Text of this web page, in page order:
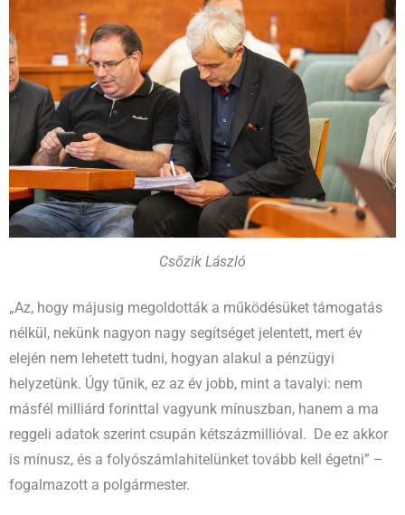
Csőzik László
„Az, hogy májusig megoldották a működésüket támogatás
nélkül, nekünk nagyon nagy segítséget jelentett, mert év
elején nem lehetett tudni, hogyan alakul a pénzügyi
helyzetünk. Úgy tűnik, ez az év jobb, mint a tavalyi: nem
másfél milliárd forinttal vagyunk mínuszban, hanem a ma
reggeli adatok szerint csupán kétszázmillióval. De ez akkor
is mínusz, és a folyószámlahitelünket tovább kell égetni” –
fogalmazott a polgármester.